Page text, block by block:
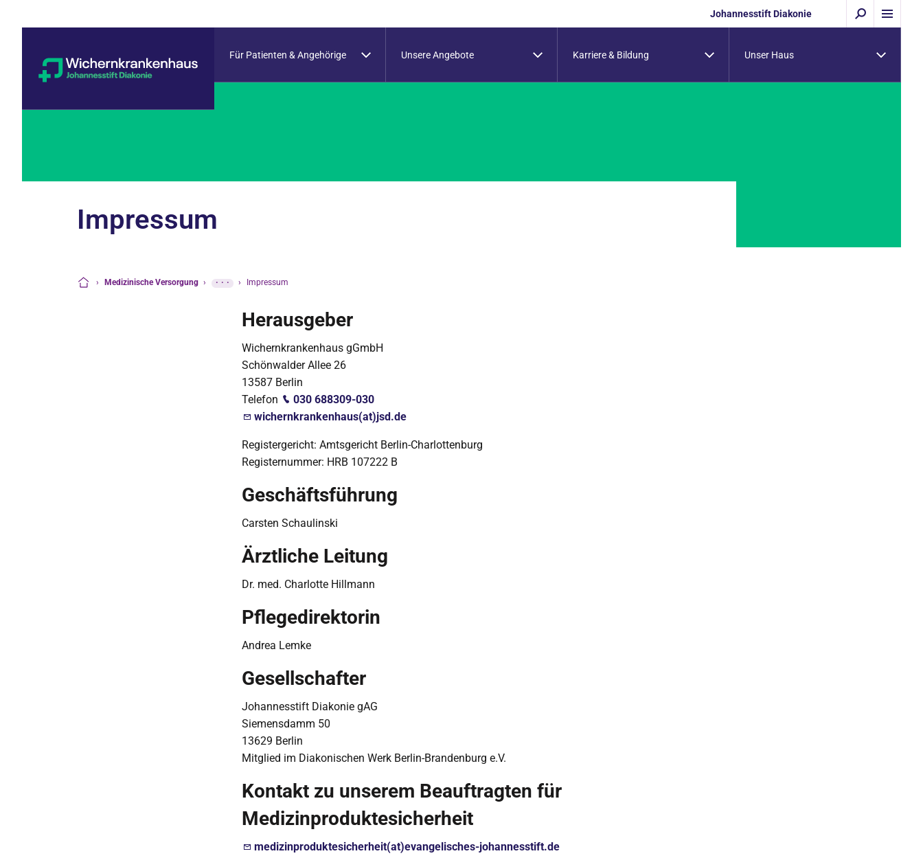
Johannesstift Diakonie
Für Patienten & Angehörige Unsere Angebote Karriere & Bildung Unser Haus
Impressum
› Medizinische Versorgung › ··· › Impressum
Herausgeber
Wichernkrankenhaus gGmbH
Schönwalder Allee 26
13587 Berlin
Telefon
030 688309-030
wichernkrankenhaus(at)jsd.de
Registergericht: Amtsgericht Berlin-Charlottenburg
Registernummer: HRB 107222 B
Geschäftsführung
Carsten Schaulinski
Ärztliche Leitung
Dr. med. Charlotte Hillmann
Pflegedirektorin
Andrea Lemke
Gesellschafter
Johannesstift Diakonie gAG
Siemensdamm 50
13629 Berlin
Mitglied im Diakonischen Werk Berlin-Brandenburg e.V.
Kontakt zu unserem Beauftragten für
Medizinproduktesicherheit
medizinproduktesicherheit(at)evangelisches-johannesstift.de